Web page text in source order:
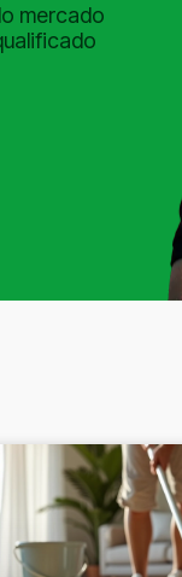
mercado